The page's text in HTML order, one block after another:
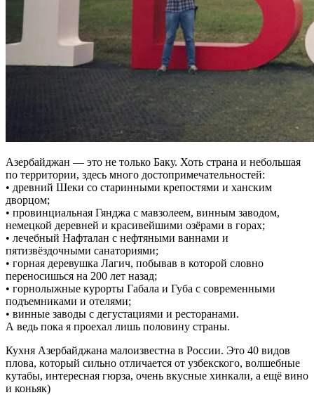
Азербайджан — это не только Баку. Хоть страна и небольшая
по территории, здесь много достопримечательностей:
• древний Шеки со старинными крепостями и ханским
дворцом;
• провинциальная Гянджа с мавзолеем, винным заводом,
немецкой деревней и красивейшими озёрами в горах;
• лечебный Нафталан с нефтяными ваннами и
пятизвёздочными санаториями;
• горная деревушка Лагич, побывав в которой словно
переносишься на 200 лет назад;
• горнолыжные курорты Габала и Губа с современными
подъемниками и отелями;
• винные заводы с дегустациями и ресторанами.
А ведь пока я проехал лишь половину страны.
Кухня Азербайджана малоизвестна в России. Это 40 видов
плова, который сильно отличается от узбекского, волшебные
кутабы, интересная гюрза, очень вкусные хинкали, а ещё вино
и коньяк)